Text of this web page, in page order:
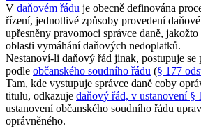
V daňovém řádu je obecně definována
řízení, jednotlivé způsoby provedení
upřesněny pravomoci správce daně,
oblasti vymáhání daňových nedoplatků.
Nestanoví-li daňový řád jinak, postupuje se
podle občanského soudního řádu (§ 177
Tam, kde vystupuje správce daně coby
titulu, odkazuje daňový řád, v ustanovení §
ustanovení občanského soudního řádu
oprávněného.